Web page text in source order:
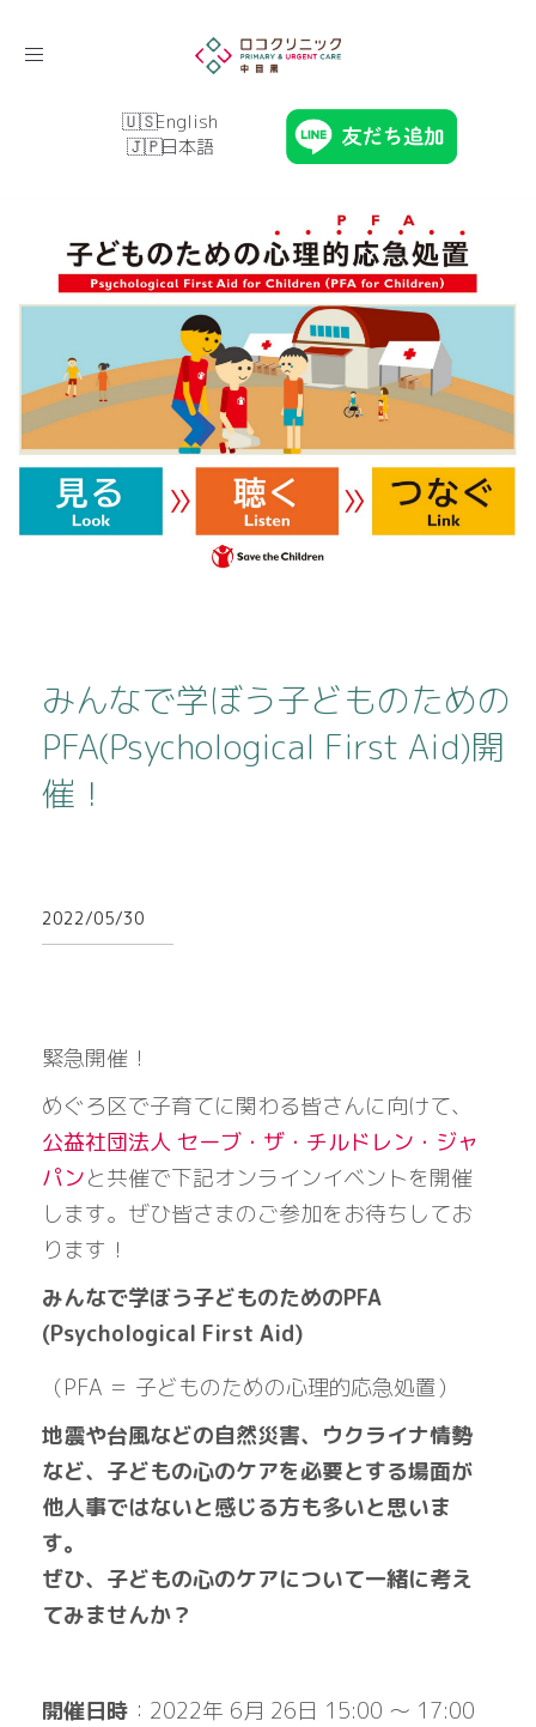
Toggle
English
日本語
みんなで学ぼう子どものための
PFA(Psychological First Aid)開
催！
2022/05/30
緊急開催！
めぐろ区で子育てに関わる皆さんに向けて、
公益社団法人 セーブ・ザ・チルドレン・ジャ
パンと共催で下記オンラインイベントを開催
します。ぜひ皆さまのご参加をお待ちしてお
ります！
みんなで学ぼう子どものためのPFA
(Psychological First Aid)
（PFA ＝ 子どものための心理的応急処置）
地震や台風などの自然災害、ウクライナ情勢
など、子どもの心のケアを必要とする場面が
他人事ではないと感じる方も多いと思いま
す。
ぜひ、子どもの心のケアについて一緒に考え
てみませんか？
開催日時 ：2022年 6月 26日 15:00 〜 17:00